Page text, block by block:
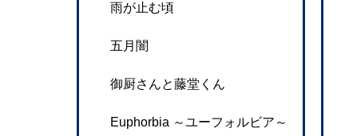
雨が止む頃
五月闇
御厨さんと藤堂くん
Euphorbia ～ユーフォルビア～